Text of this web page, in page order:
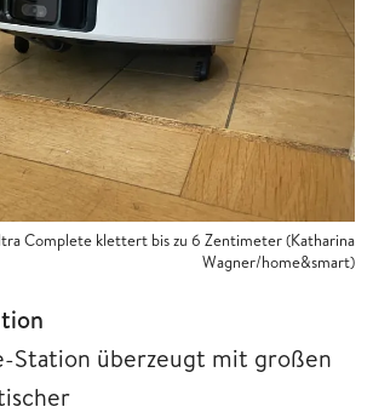
Complete klettert bis zu 6 Zentimeter (Katharina
Wagner/home&smart)
Station überzeugt mit großen